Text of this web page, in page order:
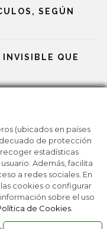
(ubicados en países
de protección
estadísticas
Además, facilita
a redes sociales. En
cookies o configurar
sobre el uso
de Cookies
SEGÚN
INVISIBLE QUE
PRIORITARIO
DEL RACE,
2025